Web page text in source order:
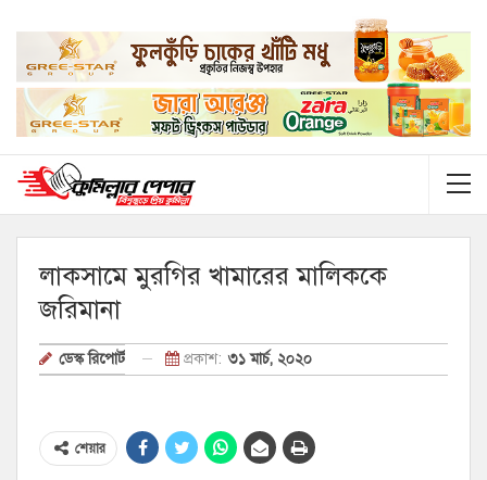
লাকসামে মুরগির খামারের মালিককে
জরিমানা
ডেস্ক রিপোর্ট প্রকাশ: ৩১ মার্চ, ২০২০
শেয়ার